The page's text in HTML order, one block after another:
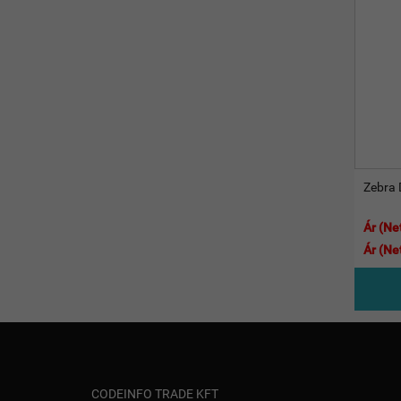
Zebra
Ár
Ár
CODEINFO TRADE KFT